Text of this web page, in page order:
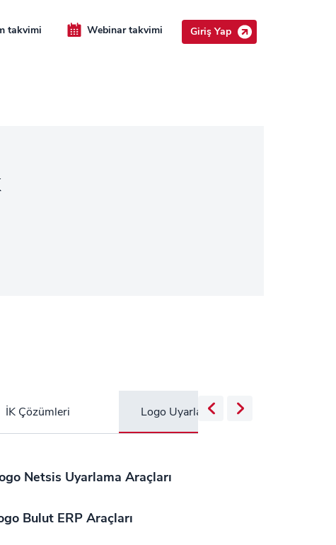
takvimi Webinar takvimi Giriş Yap
İK Çözümleri Logo Uyarlama Araçları
Netsis Uyarlama Araçları
Bulut ERP Araçları